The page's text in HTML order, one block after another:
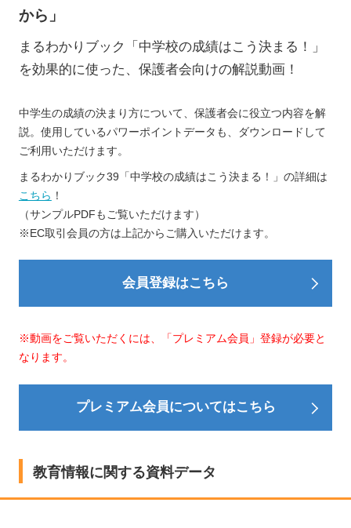
から」
まるわかりブック「中学校の成績はこう決まる！」
を効果的に使った、保護者会向けの解説動画！
中学生の成績の決まり方について、保護者会に役立つ内容を解
説。使用しているパワーポイントデータも、ダウンロードして
ご利用いただけます。
まるわかりブック39「中学校の成績はこう決まる！」の詳細は
こちら ！
（サンプルPDFもご覧いただけます）
※EC取引会員の方は上記からご購入いただけます。
会員登録はこちら
※動画をご覧いただくには、「プレミアム会員」登録が必要と
なります。
プレミアム会員についてはこちら
教育情報に関する資料データ